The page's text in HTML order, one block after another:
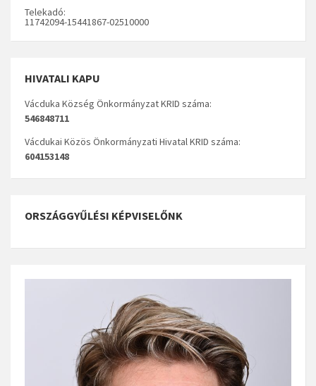
Telekadó:
11742094-15441867-02510000
HIVATALI KAPU
Vácduka Község Önkormányzat KRID száma:
546848711
Vácdukai Közös Önkormányzati Hivatal KRID száma:
604153148
ORSZÁGGYŰLÉSI KÉPVISELŐNK